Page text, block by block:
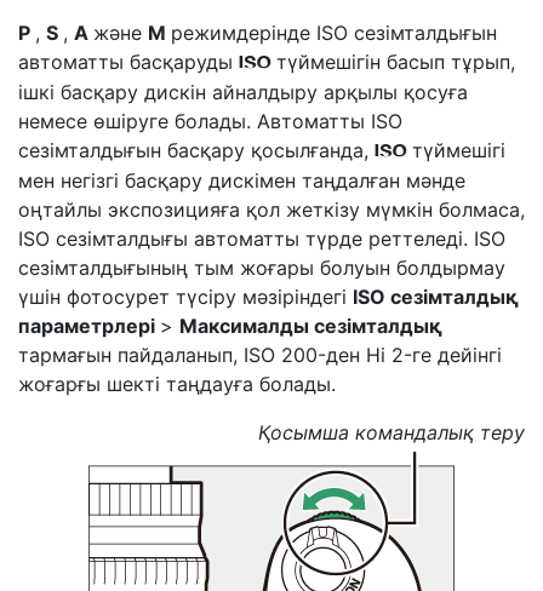
P , S , A және M режимдерінде ISO сезімталдығын
автоматты басқаруды
S түймешігін басып тұрып,
ішкі басқару дискін айналдыру арқылы қосуға
немесе өшіруге болады. Автоматты ISO
сезімталдығын басқару қосылғанда,
S түймешігі
мен негізгі басқару дискімен таңдалған мәнде
оңтайлы экспозицияға қол жеткізу мүмкін болмаса,
ISO сезімталдығы автоматты түрде реттеледі. ISO
сезімталдығының тым жоғары болуын болдырмау
үшін фотосурет түсіру мәзіріндегі ISO сезімталдық
параметрлері > Максималды сезімталдық
тармағын пайдаланып, ISO 200-ден Hi 2-ге дейінгі
жоғарғы шекті таңдауға болады.
Қосымша командалық теру